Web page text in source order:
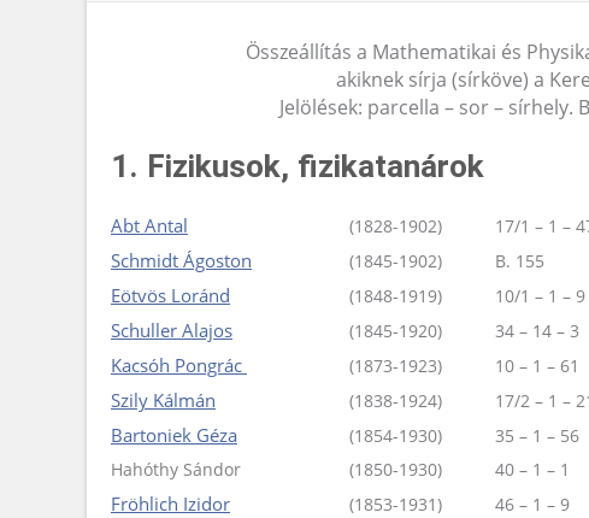
Összeállítás a Mathematikai és
akiknek sírja (sírköve) a
Jelölések: parcella – sor –
1. Fizikusok, fizikatanárok
Abt Antal (1828-1902) 17/1 – 1 –
Schmidt Ágoston (1845-1902) B. 155
Eötvös Loránd (1848-1919) 10/1 – 1 – 9
Schuller Alajos (1845-1920) 34 – 14 – 3
Kacsóh Pongrác (1873-1923) 10 – 1 – 61
Szily Kálmán (1838-1924) 17/2 – 1 –
Bartoniek Géza (1854-1930) 35 – 1 – 56
Hahóthy Sándor
(1850-1930) 40 – 1 – 1
Fröhlich Izidor (1853-1931) 46 – 1 – 9